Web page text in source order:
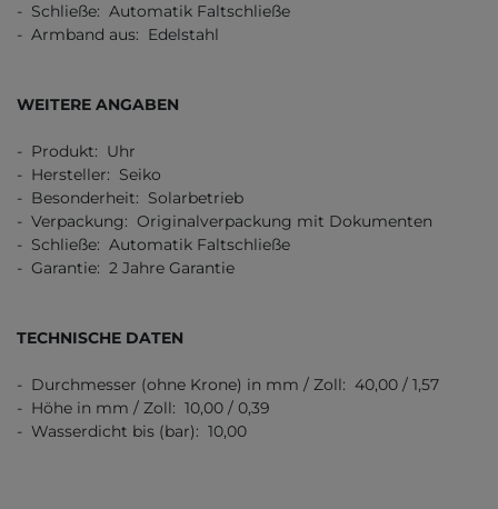
- Schließe: Automatik Faltschließe
- Armband aus: Edelstahl
WEITERE ANGABEN
- Produkt: Uhr
- Hersteller: Seiko
- Besonderheit: Solarbetrieb
- Verpackung: Originalverpackung mit Dokumenten
- Schließe: Automatik Faltschließe
- Garantie: 2 Jahre Garantie
TECHNISCHE DATEN
- Durchmesser (ohne Krone) in mm / Zoll: 40,00 / 1,57
- Höhe in mm / Zoll: 10,00 / 0,39
- Wasserdicht bis (bar): 10,00